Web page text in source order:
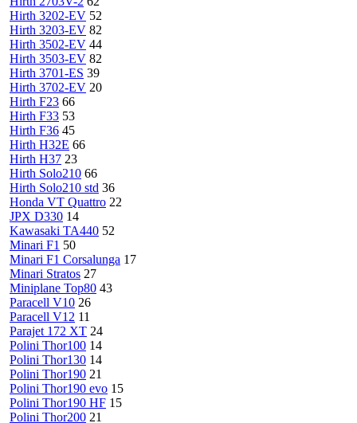
Hirth 3202-EV 52
Hirth 3203-EV 82
Hirth 3502-EV 44
Hirth 3503-EV 82
Hirth 3701-ES 39
Hirth 3702-EV 20
Hirth F23 66
Hirth F33 53
Hirth F36 45
Hirth H32E 66
Hirth H37 23
Hirth Solo210 66
Hirth Solo210 std 36
Honda VT Quattro 22
JPX D330 14
Kawasaki TA440 52
Minari F1 50
Minari F1 Corsalunga 17
Minari Stratos 27
Miniplane Top80 43
Paracell V10 26
Paracell V12 11
Parajet 172 XT 24
Polini Thor100 14
Polini Thor130 14
Polini Thor190 21
Polini Thor190 evo 15
Polini Thor190 HF 15
Polini Thor200 21